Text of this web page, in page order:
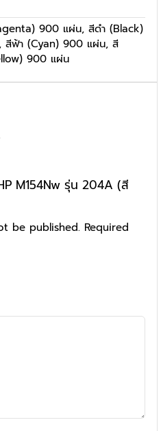
900 แผ่น, สีดำ (Black)
สีฟ้า (Cyan) 900 แผ่น, สี
900 แผ่น
M154Nw รุ่น 204A (สี
be published. Required